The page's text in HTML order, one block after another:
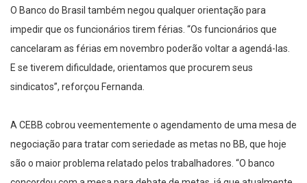
O Banco do Brasil também negou qualquer orientação para
impedir que os funcionários tirem férias. “Os funcionários que
cancelaram as férias em novembro poderão voltar a agendá-las.
E se tiverem dificuldade, orientamos que procurem seus
sindicatos”, reforçou Fernanda.
A CEBB cobrou veementemente o agendamento de uma mesa de
negociação para tratar com seriedade as metas no BB, que hoje
são o maior problema relatado pelos trabalhadores. “O banco